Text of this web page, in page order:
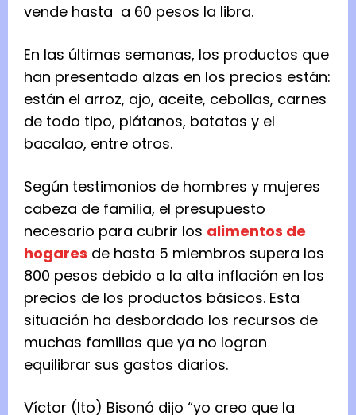
vende hasta a 60 pesos la libra.
En las últimas semanas, los productos que
han presentado alzas en los precios están:
están el arroz, ajo, aceite, cebollas, carnes
de todo tipo, plátanos, batatas y el
bacalao, entre otros.
Según testimonios de hombres y mujeres
cabeza de familia, el presupuesto
necesario para cubrir los alimentos de
hogares de hasta 5 miembros supera los
800 pesos debido a la alta inflación en los
precios de los productos básicos. Esta
situación ha desbordado los recursos de
muchas familias que ya no logran
equilibrar sus gastos diarios.
Víctor (Ito) Bisonó dijo “yo creo que la